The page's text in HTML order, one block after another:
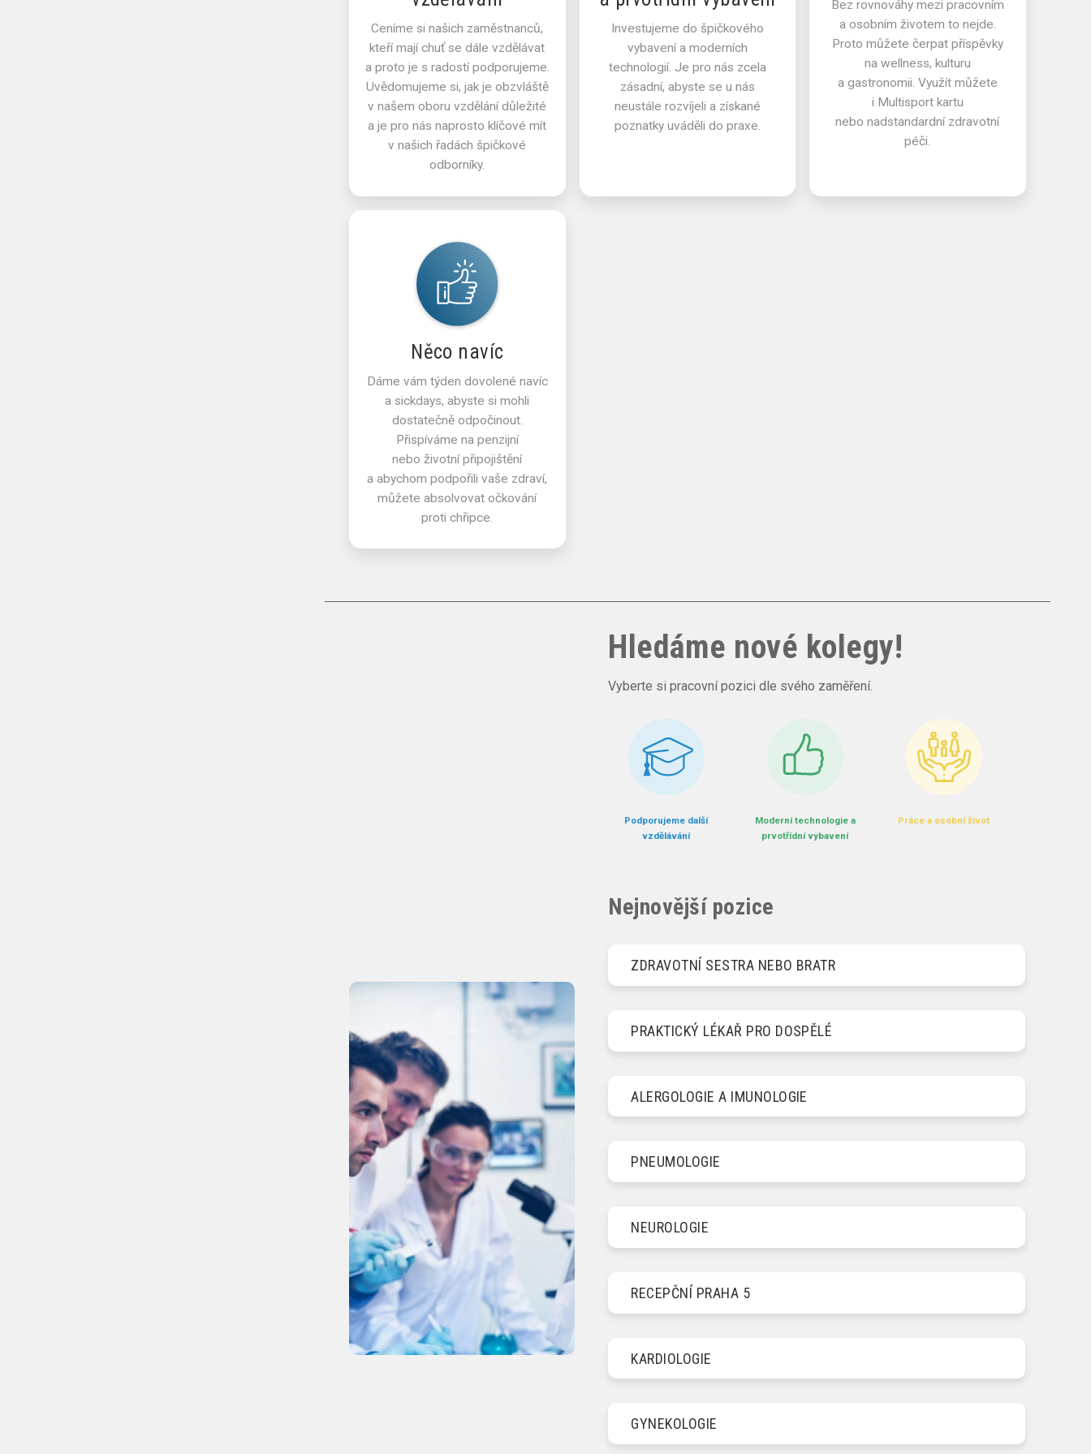
Ceníme si našich zaměstnanců,
kteří mají chuť se dále vzdělávat
a proto je s radostí podporujeme.
Uvědomujeme si, jak je obzvláště
v našem oboru vzdělání důležité
a je pro nás naprosto klíčové mít
v našich řadách špičkové
odborníky.
Investujeme do špičkového
vybavení a moderních
technologií. Je pro nás zcela
zásadní, abyste se u nás
neustále rozvíjeli a získané
poznatky uváděli do praxe.
Bez rovnováhy mezi pracovním
a osobním životem to nejde.
Proto můžete čerpat příspěvky
na wellness, kulturu
a gastronomii. Využít můžete
i Multisport kartu
nebo nadstandardní zdravotní
péči.
Něco navíc
Dáme vám týden dovolené navíc
a sickdays, abyste si mohli
dostatečně odpočinout.
Přispíváme na penzijní
nebo životní připojištění
a abychom podpořili vaše zdraví,
můžete absolvovat očkování
proti chřipce.
Hledáme nové kolegy!
Vyberte si pracovní pozici dle svého zaměření.
Podporujeme další
vzdělávání
Moderní technologie a
prvotřídní vybavení
Práce a osobní život
Nejnovější pozice
ZDRAVOTNÍ SESTRA NEBO BRATR
PRAKTICKÝ LÉKAŘ PRO DOSPĚLÉ
ALERGOLOGIE A IMUNOLOGIE
PNEUMOLOGIE
NEUROLOGIE
RECEPČNÍ PRAHA 5
KARDIOLOGIE
GYNEKOLOGIE